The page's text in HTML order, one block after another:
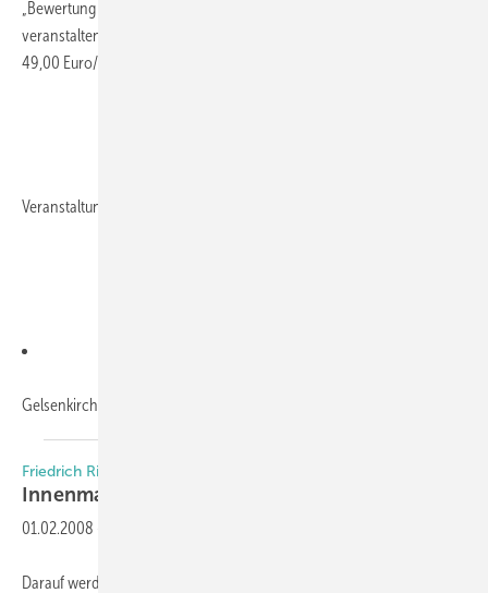
„Bewertung von Glas und Fenster im Gebäudeenergieausweis“
veranstalten. Noch sind Plätze frei – die Teilnehmergebühr beträgt
49,00 Euro/Person.
Veranstaltungsorte:
Gelsenkirchen, Wissenschaftspark,
Friedrich Richter Messwerkzeugfabrik
Innenmaße exakt
01.02.2008
Darauf werden sich alle Fensterbauer und Türensetzer, aber auch